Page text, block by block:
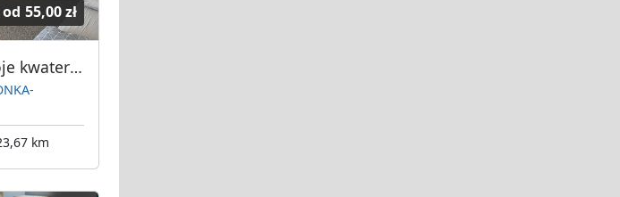
od 55,00 zł
Noclegi pokoje kwatery pracownicze Czerwionka Leszczyny Rybnik Gliwice
km